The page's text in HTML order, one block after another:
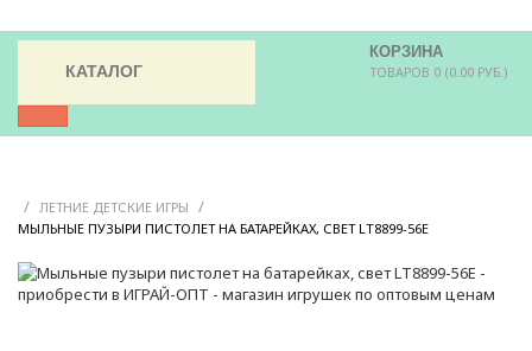
КОРЗИНА
ТОВАРОВ 0 (0.00 РУБ.)
КАТАЛОГ
/ ЛЕТНИЕ ДЕТСКИЕ ИГРЫ /
МЫЛЬНЫЕ ПУЗЫРИ ПИСТОЛЕТ НА БАТАРЕЙКАХ, СВЕТ LT8899-56E